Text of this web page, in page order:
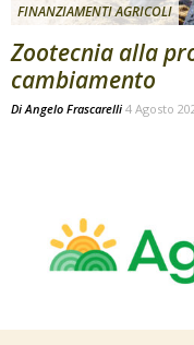
FINANZIAMENTI AGRICOLI
Zootecnia alla
cambiamento
Di Angelo Frascarelli 4 Agosto